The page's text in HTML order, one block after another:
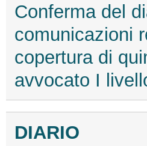
Conferma del
comunicazioni
copertura di
avvocato I
DIARIO